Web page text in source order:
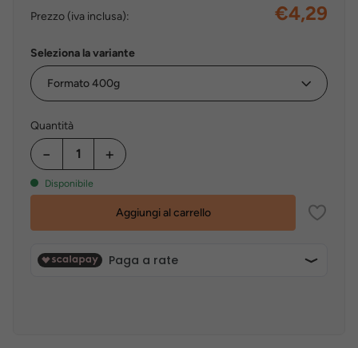
Prezzo (iva inclusa): €4,29
Seleziona la variante
Quantità
− +
Disponibile
Aggiungi al carrello